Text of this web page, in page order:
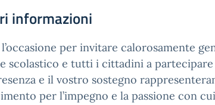
informazioni
per invitare calorosamente
scolastico e tutti i cittadini a partecipare
e il vostro sostegno
per l’impegno e la passione con